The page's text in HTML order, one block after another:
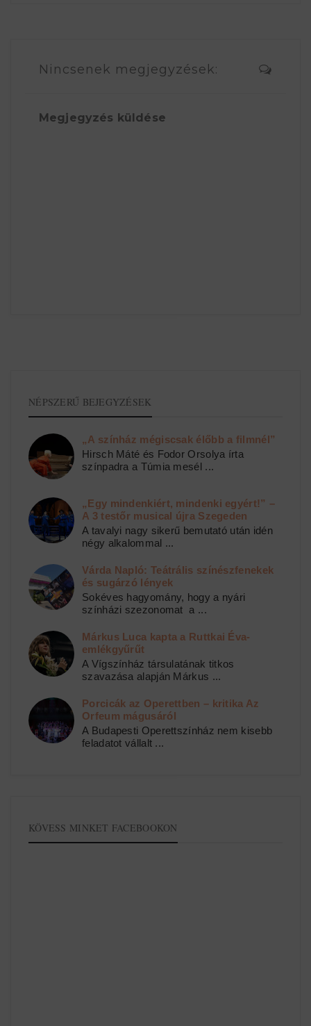
Nincsenek megjegyzések:
Megjegyzés küldése
NÉPSZERŰ BEJEGYZÉSEK
„A színház mégiscsak élőbb a filmnél”
Hirsch Máté és Fodor Orsolya írta
színpadra a Túmia mesél ...
„Egy mindenkiért, mindenki egyért!” –
A 3 testőr musical újra Szegeden
A tavalyi nagy sikerű bemutató után idén
négy alkalommal ...
Várda Napló: Teátrális színészfenekek
és sugárzó lények
Sokéves hagyomány, hogy a nyári
színházi szezonomat a ...
Márkus Luca kapta a Ruttkai Éva-
emlékgyűrűt
A Vígszínház társulatának titkos
szavazása alapján Márkus ...
Porcicák az Operettben – kritika Az
Orfeum mágusáról
A Budapesti Operettszínház nem kisebb
feladatot vállalt ...
KÖVESS MINKET FACEBOOKON